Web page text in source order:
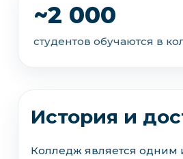
~2 000
студентов обучаются в
История и
Колледж является одним